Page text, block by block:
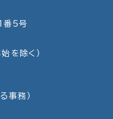
5号
を除く）
事務）